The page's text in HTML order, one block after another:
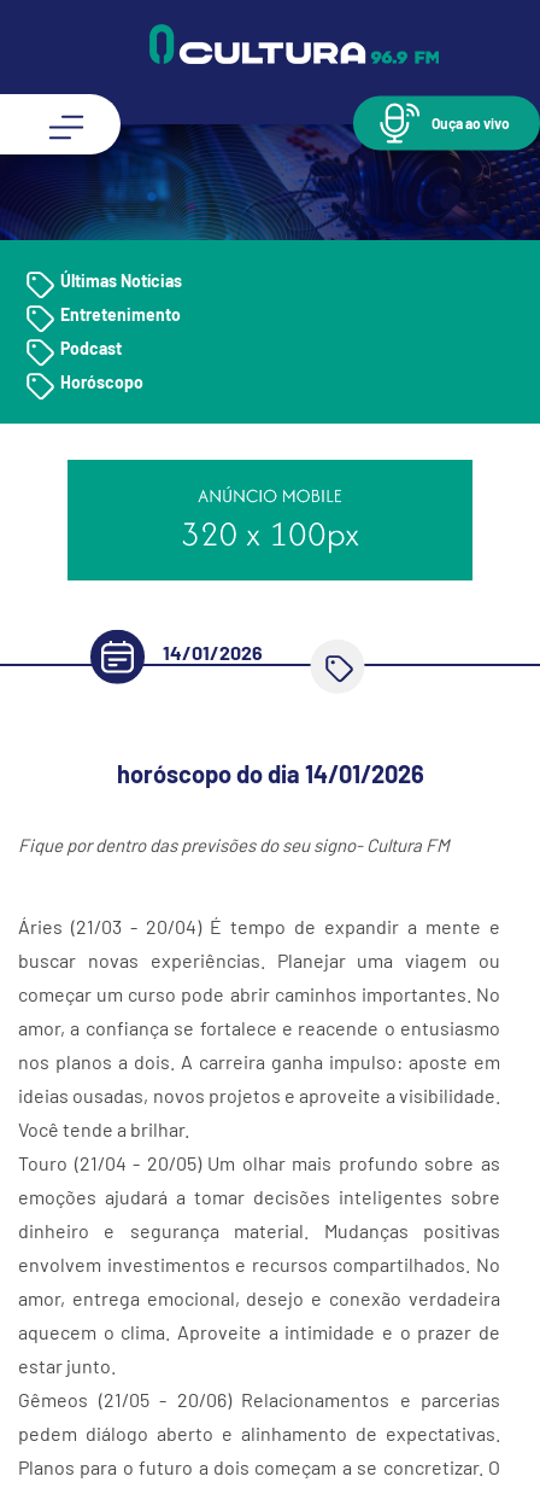
Ouça ao vivo
Últimas Notícias
Entretenimento
Podcast
Horóscopo
14/01/2026
horóscopo do dia 14/01/2026
Fique por dentro das previsões do seu signo- Cultura FM
Áries (21/03 - 20/04) É tempo de expandir a mente e
buscar novas experiências. Planejar uma viagem ou
começar um curso pode abrir caminhos importantes. No
amor, a confiança se fortalece e reacende o entusiasmo
nos planos a dois. A carreira ganha impulso: aposte em
ideias ousadas, novos projetos e aproveite a visibilidade.
Você tende a brilhar.
Touro (21/04 - 20/05) Um olhar mais profundo sobre as
emoções ajudará a tomar decisões inteligentes sobre
dinheiro e segurança material. Mudanças positivas
envolvem investimentos e recursos compartilhados. No
amor, entrega emocional, desejo e conexão verdadeira
aquecem o clima. Aproveite a intimidade e o prazer de
estar junto.
Gêmeos (21/05 - 20/06) Relacionamentos e parcerias
pedem diálogo aberto e alinhamento de expectativas.
Planos para o futuro a dois começam a se concretizar. O